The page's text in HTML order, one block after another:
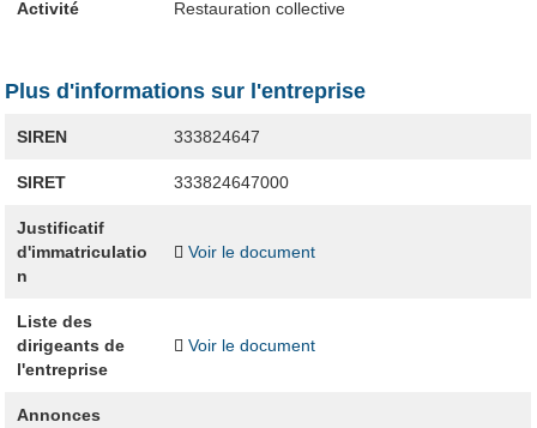
Activité Restauration collective
Plus d'informations sur l'entreprise
SIREN 333824647
SIRET 333824647000
Justificatif
d'immatriculatio
n
Voir le document
Liste des
dirigeants de
l'entreprise
Voir le document
Annonces